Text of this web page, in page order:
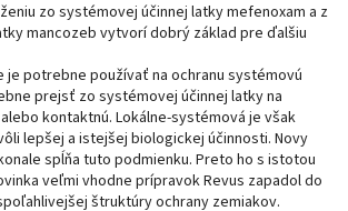
zo systémovej účinnej latky mefenoxam a z
mancozeb vytvorí dobrý základ pre ďalšiu
je potrebne používať na ochranu systémovú
prejsť zo systémovej účinnej latky na
kontaktnú. Lokálne-systémová je však
lepšej a istejšej biologickej účinnosti. Novy
spĺňa tuto podmienku. Preto ho s istotou
veľmi vhodne prípravok Revus zapadol do
štruktúry ochrany zemiakov.